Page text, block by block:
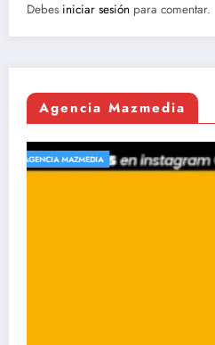
Debes iniciar sesión para comentar.
Agencia Mazmedia
AGENCIA MAZMEDIA